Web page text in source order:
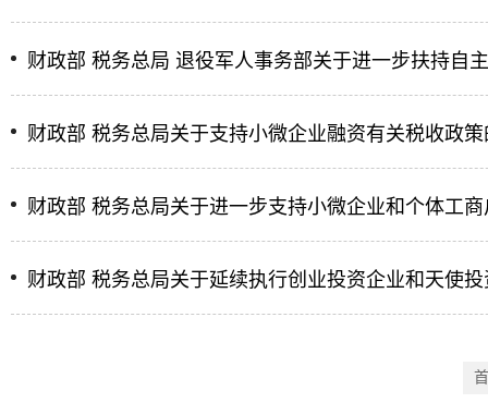
财政部 税务总局 退役军人事务部关于进一步扶持自
财政部 税务总局关于支持小微企业融资有关税收政
财政部 税务总局关于进一步支持小微企业和个体工
财政部 税务总局关于延续执行创业投资企业和天使